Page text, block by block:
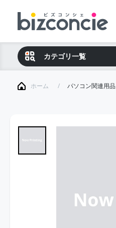
カテゴリ一覧
ホーム パソコン関連用品